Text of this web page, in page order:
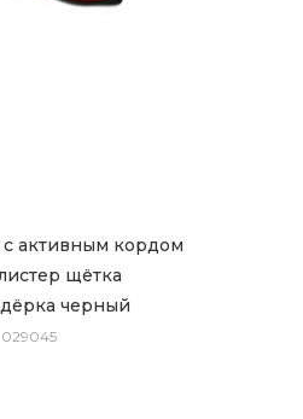
активным кордом
щётка
черный